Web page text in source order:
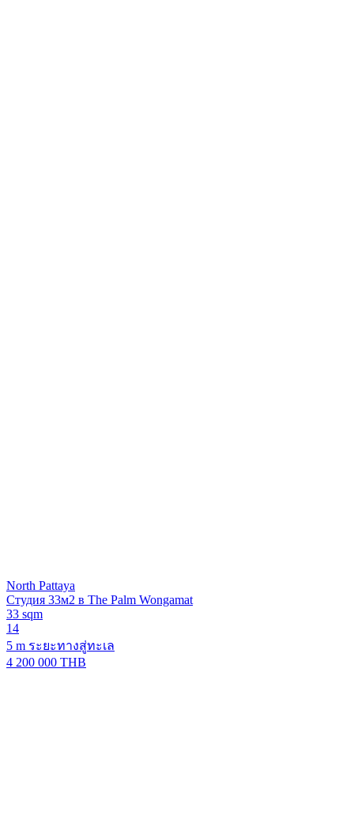
North Pattaya
Студия 33м2 в The Palm Wongamat
33 sqm
14
5 m ระยะทางสู่ทะเล
4 200 000 THB